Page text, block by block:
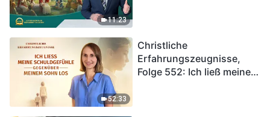
11:23
52:33
Christliche
Erfahrungszeugnisse,
Folge 552: Ich ließ meine